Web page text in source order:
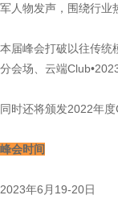
军人物发声，围绕行业
本届峰会打破以往传统
分会场、云端
同时还将颁发2022年
峰会时间
2023年6月19-20日